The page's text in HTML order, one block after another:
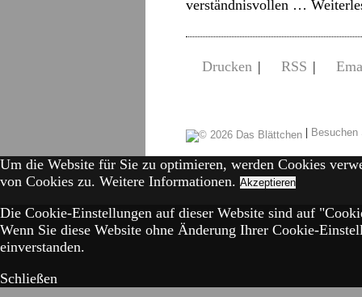
verständnisvollen …
Drucken | RSS |
|
Um die Website für Sie zu optimieren, werden Cookies
von Cookies zu. Weitere Informationen. Akzeptieren
Die Cookie-Einstellungen auf dieser Website sind auf
Wenn Sie diese Website ohne Änderung Ihrer Cookie-
einverstanden.
Schließen